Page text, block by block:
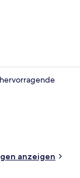
hervorragende
anzeigen